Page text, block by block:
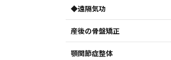
◆遠隔気功
産後の骨盤矯正
顎関節症整体